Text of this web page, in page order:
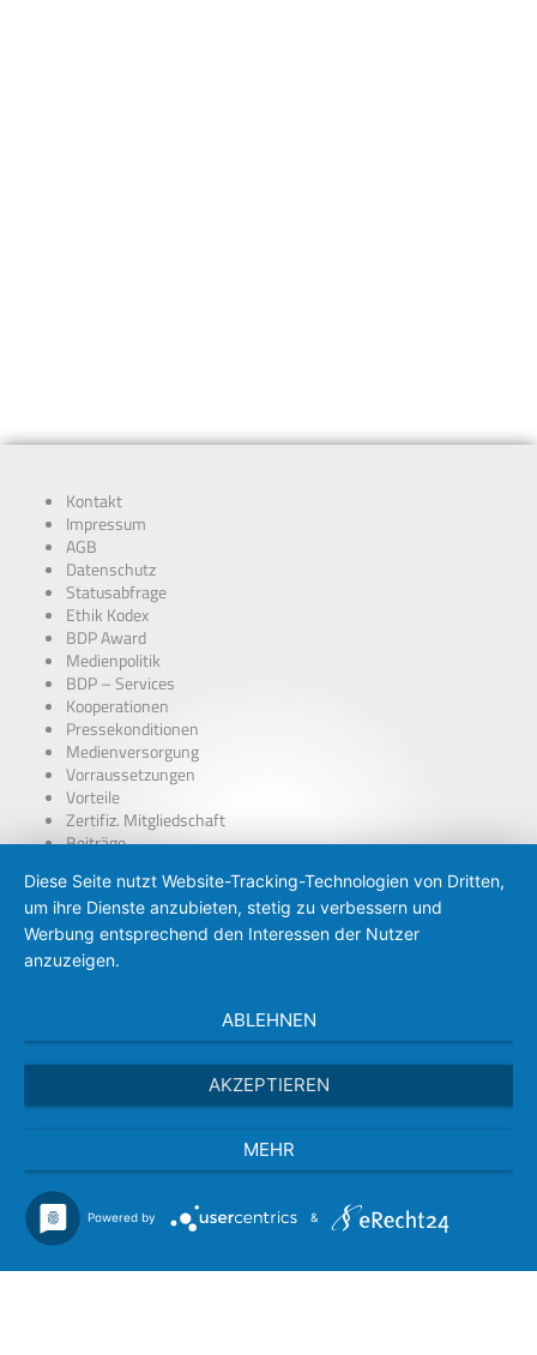
Kontakt
Impressum
AGB
Datenschutz
Statusabfrage
Ethik Kodex
BDP Award
Medienpolitik
BDP – Services
Kooperationen
Pressekonditionen
Medienversorgung
Vorraussetzungen
Vorteile
Zertifiz. Mitgliedschaft
Beiträge
BDP – Presseausweis
Presse-PKW Schild
Zertifizierung
Diese Seite nutzt Website-Tracking-Technologien von Dritten,
um ihre Dienste anzubieten, stetig zu verbessern und
Werbung entsprechend den Interessen der Nutzer
anzuzeigen.
ABLEHNEN
AKZEPTIEREN
MEHR
Powered by &